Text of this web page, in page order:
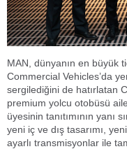
MAN, dünyanın en büyük
Commercial Vehicles’da
sergilediğini de hatırlatan
premium yolcu otobüsü
üyesinin tanıtımının yanı
yeni iç ve dış tasarımı,
ayarlı transmisyonlar ile